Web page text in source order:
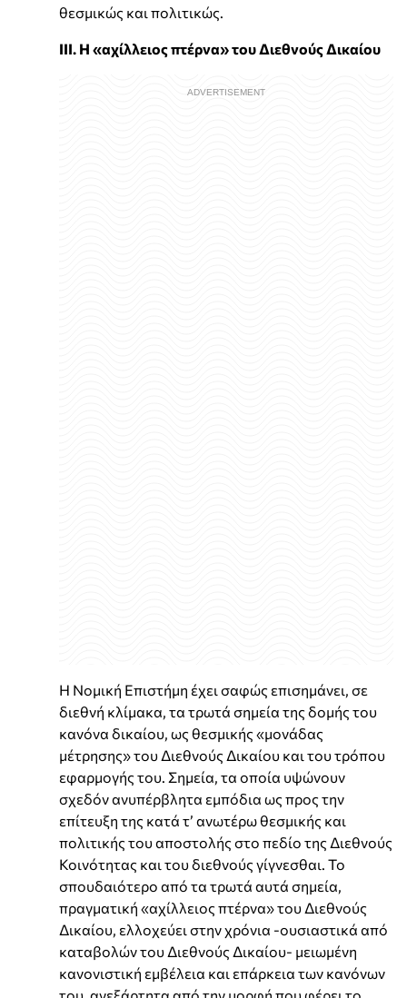
θεσμικώς και πολιτικώς.
ΙΙΙ. Η «αχίλλειος πτέρνα» του Διεθνούς Δικαίου
Η Νομική Επιστήμη έχει σαφώς επισημάνει, σε
διεθνή κλίμακα, τα τρωτά σημεία της δομής του
κανόνα δικαίου, ως θεσμικής «μονάδας
μέτρησης» του Διεθνούς Δικαίου και του τρόπου
εφαρμογής του. Σημεία, τα οποία υψώνουν
σχεδόν ανυπέρβλητα εμπόδια ως προς την
επίτευξη της κατά τ’ ανωτέρω θεσμικής και
πολιτικής του αποστολής στο πεδίο της Διεθνούς
Κοινότητας και του διεθνούς γίγνεσθαι. Το
σπουδαιότερο από τα τρωτά αυτά σημεία,
πραγματική «αχίλλειος πτέρνα» του Διεθνούς
Δικαίου, ελλοχεύει στην χρόνια -ουσιαστικά από
καταβολών του Διεθνούς Δικαίου- μειωμένη
κανονιστική εμβέλεια και επάρκεια των κανόνων
του, ανεξάρτητα από την μορφή που φέρει το